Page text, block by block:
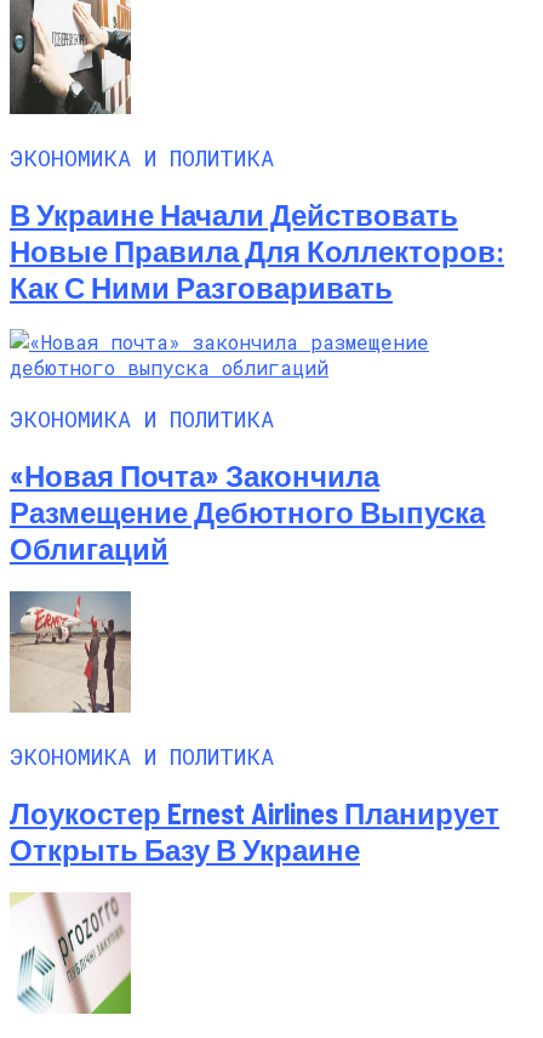
ЭКОНОМИКА И ПОЛИТИКА
В Украине Начали Действовать
Новые Правила Для Коллекторов:
Как С Ними Разговаривать
ЭКОНОМИКА И ПОЛИТИКА
«Новая Почта» Закончила
Размещение Дебютного Выпуска
Облигаций
ЭКОНОМИКА И ПОЛИТИКА
Лоукостер Ernest Airlines Планирует
Открыть Базу В Украине